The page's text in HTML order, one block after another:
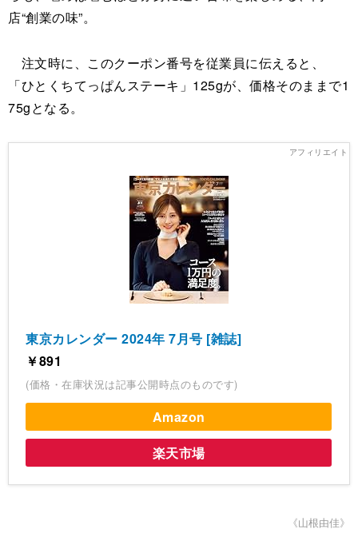
店“創業の味”。
注文時に、このクーポン番号を従業員に伝えると、
「ひとくちてっぱんステーキ」125gが、価格そのままで1
75gとなる。
東京カレンダー 2024年 7月号 [雑誌]
￥891
(価格・在庫状況は記事公開時点のものです)
Amazon
楽天市場
《山根由佳》